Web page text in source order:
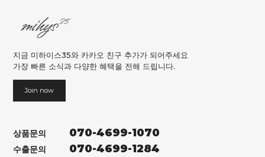
지금 미하이스35와 카카오 친구 추가가 되어주세요
가장 빠른 소식과 다양한 혜택을 전해 드립니다.
Join now
상품문의 070-4699-1070
수출문의 070-4699-1284